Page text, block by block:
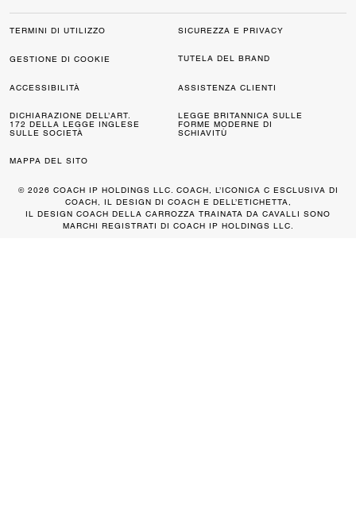
TERMINI DI UTILIZZO SICUREZZA E PRIVACY
GESTIONE DI COOKIE TUTELA DEL BRAND
ACCESSIBILITÀ ASSISTENZA CLIENTI
DICHIARAZIONE DELL’ART.
172 DELLA LEGGE INGLESE
SULLE SOCIETÀ
LEGGE BRITANNICA SULLE
FORME MODERNE DI
SCHIAVITÙ
MAPPA DEL SITO
© 2026 COACH IP HOLDINGS LLC. COACH, L’ICONICA C ESCLUSIVA DI
COACH, IL DESIGN DI COACH E DELL’ETICHETTA,
IL DESIGN COACH DELLA CARROZZA TRAINATA DA CAVALLI SONO
MARCHI REGISTRATI DI COACH IP HOLDINGS LLC.